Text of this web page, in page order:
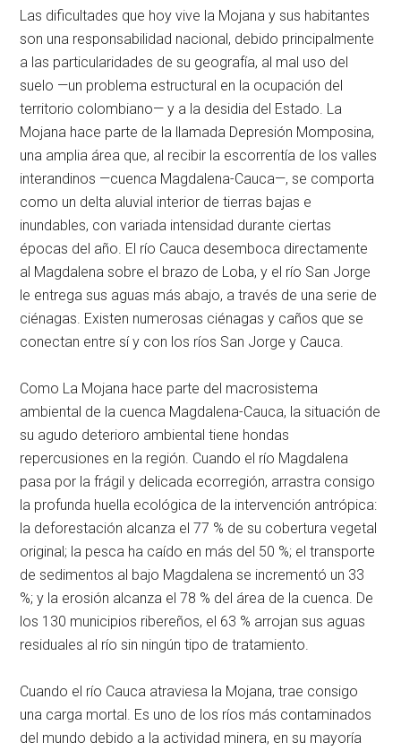
Las dificultades que hoy vive la Mojana y sus habitantes
son una responsabilidad nacional, debido principalmente
a las particularidades de su geografía, al mal uso del
suelo —un problema estructural en la ocupación del
territorio colombiano— y a la desidia del Estado. La
Mojana hace parte de la llamada Depresión Momposina,
una amplia área que, al recibir la escorrentía de los valles
interandinos —cuenca Magdalena-Cauca—, se comporta
como un delta aluvial interior de tierras bajas e
inundables, con variada intensidad durante ciertas
épocas del año. El río Cauca desemboca directamente
al Magdalena sobre el brazo de Loba, y el río San Jorge
le entrega sus aguas más abajo, a través de una serie de
ciénagas. Existen numerosas ciénagas y caños que se
conectan entre sí y con los ríos San Jorge y Cauca.
Como La Mojana hace parte del macrosistema
ambiental de la cuenca Magdalena-Cauca, la situación de
su agudo deterioro ambiental tiene hondas
repercusiones en la región. Cuando el río Magdalena
pasa por la frágil y delicada ecorregión, arrastra consigo
la profunda huella ecológica de la intervención antrópica:
la deforestación alcanza el 77 % de su cobertura vegetal
original; la pesca ha caído en más del 50 %; el transporte
de sedimentos al bajo Magdalena se incrementó un 33
%; y la erosión alcanza el 78 % del área de la cuenca. De
los 130 municipios ribereños, el 63 % arrojan sus aguas
residuales al río sin ningún tipo de tratamiento.
Cuando el río Cauca atraviesa la Mojana, trae consigo
una carga mortal. Es uno de los ríos más contaminados
del mundo debido a la actividad minera, en su mayoría